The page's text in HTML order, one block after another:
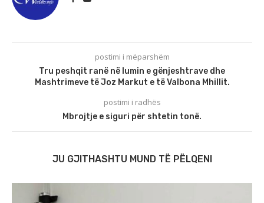
postimi i mëparshëm
Tru peshqit ranë në lumin e gënjeshtrave dhe
Mashtrimeve të Joz Markut e të Valbona Mhillit.
postimi i radhës
Mbrojtje e siguri për shtetin tonë.
JU GJITHASHTU MUND TË PËLQENI